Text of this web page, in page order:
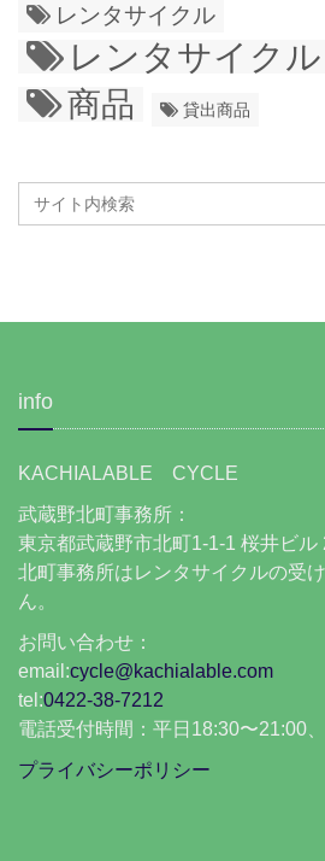
レンタサイクル
レンタサイクル
商品 貸出商品
info
KACHIALABLE CYCLE
武蔵野北町事務所：
東京都武蔵野市北町1-1-1 桜井ビル
北町事務所はレンタサイクルの受
ん。
お問い合わせ：
email:cycle@kachialable.com
tel:0422-38-7212
電話受付時間：平日18:30〜21:00
プライバシーポリシー